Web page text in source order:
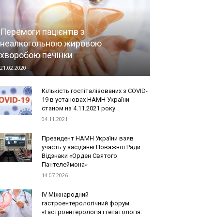
Перемоги пацієнтів з
неалкогольною жировою
хворобою печінки
21.02.2020
Кількість госпіталізованих з COVID-
19 в установах НАМН України
станом на 4.11.2021 року
04.11.2021
Президент НАМН України взяв
участь у засіданні Поважної Ради
Відзнаки «Орден Святого
Пантелеймона»
14.07.2026
IV Міжнародний
гастроентерологічний форум
«Гастроентерологія і гепатологія: